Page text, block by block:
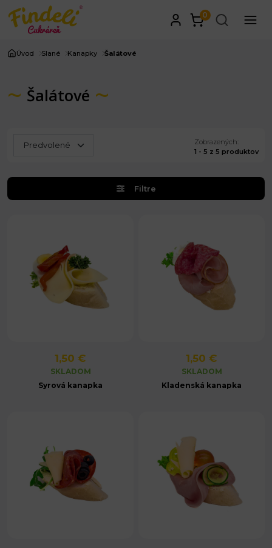
0
Úvod Slané Kanapky Šalátové
Šalátové
Zobrazených:
1 - 5 z 5 produktov
Filtre
1,50 €
SKLADOM
Syrová kanapka
1,50 €
SKLADOM
Kladenská kanapka